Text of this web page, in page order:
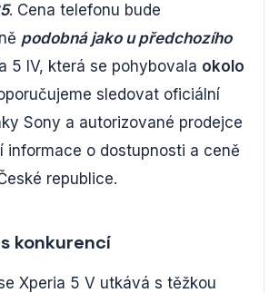
. Cena telefonu bude
podobná jako u předchozího
5 IV, která se pohybovala okolo
sledovat oficiální
Sony a autorizované prodejce
informace o dostupnosti a ceně
republice.
konkurencí
Xperia 5 V utkává s těžkou